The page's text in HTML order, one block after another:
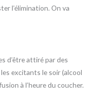
l’élimination. On va
d’être attiré par des
excitants le soir (alcool
à l’heure du coucher.